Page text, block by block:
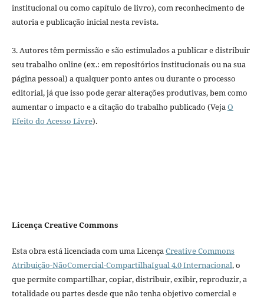
institucional ou como capítulo de livro), com reconhecimento de
autoria e publicação inicial nesta revista.
3. Autores têm permissão e são estimulados a publicar e distribuir
seu trabalho online (ex.: em repositórios institucionais ou na sua
página pessoal) a qualquer ponto antes ou durante o processo
editorial, já que isso pode gerar alterações produtivas, bem como
aumentar o impacto e a citação do trabalho publicado (VejaO
Efeito do Acesso Livre).
Licença Creative Commons
Esta obra está licenciada com uma LicençaCreative Commons
Atribuição-NãoComercial-CompartilhaIgual 4.0 Internacional, o
que permite compartilhar, copiar, distribuir, exibir, reproduzir, a
totalidade ou partes desde que não tenha objetivo comercial e